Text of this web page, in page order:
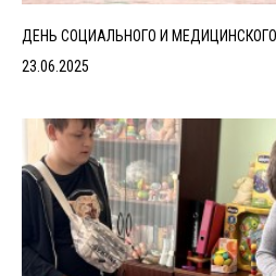
ДЕНЬ СОЦИАЛЬНОГО И
23.06.2025